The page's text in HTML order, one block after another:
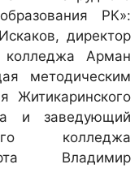
РК»:
директор
колледжа Арман
методическим
Житикаринского
и заведующий
колледжа
Владимир